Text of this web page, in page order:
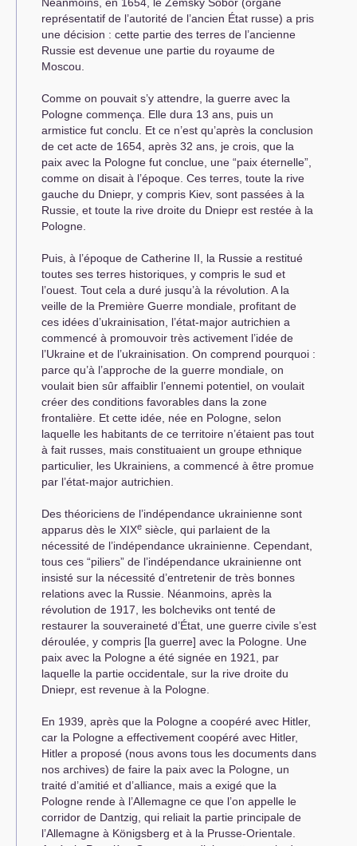
Néanmoins, en 1654, le Zemsky Sobor (organe
représentatif de l’autorité de l’ancien État russe) a pris
une décision : cette partie des terres de l’ancienne
Russie est devenue une partie du royaume de
Moscou.
Comme on pouvait s’y attendre, la guerre avec la
Pologne commença. Elle dura 13 ans, puis un
armistice fut conclu. Et ce n’est qu’après la conclusion
de cet acte de 1654, après 32 ans, je crois, que la
paix avec la Pologne fut conclue, une “paix éternelle”,
comme on disait à l’époque. Ces terres, toute la rive
gauche du Dniepr, y compris Kiev, sont passées à la
Russie, et toute la rive droite du Dniepr est restée à la
Pologne.
Puis, à l’époque de Catherine II, la Russie a restitué
toutes ses terres historiques, y compris le sud et
l’ouest. Tout cela a duré jusqu’à la révolution. A la
veille de la Première Guerre mondiale, profitant de
ces idées d’ukrainisation, l’état-major autrichien a
commencé à promouvoir très activement l’idée de
l’Ukraine et de l’ukrainisation. On comprend pourquoi :
parce qu’à l’approche de la guerre mondiale, on
voulait bien sûr affaiblir l’ennemi potentiel, on voulait
créer des conditions favorables dans la zone
frontalière. Et cette idée, née en Pologne, selon
laquelle les habitants de ce territoire n’étaient pas tout
à fait russes, mais constituaient un groupe ethnique
particulier, les Ukrainiens, a commencé à être promue
par l’état-major autrichien.
Des théoriciens de l’indépendance ukrainienne sont
apparus dès le XIXe siècle, qui parlaient de la
nécessité de l’indépendance ukrainienne. Cependant,
tous ces “piliers” de l’indépendance ukrainienne ont
insisté sur la nécessité d’entretenir de très bonnes
relations avec la Russie. Néanmoins, après la
révolution de 1917, les bolcheviks ont tenté de
restaurer la souveraineté d’État, une guerre civile s’est
déroulée, y compris [la guerre] avec la Pologne. Une
paix avec la Pologne a été signée en 1921, par
laquelle la partie occidentale, sur la rive droite du
Dniepr, est revenue à la Pologne.
En 1939, après que la Pologne a coopéré avec Hitler,
car la Pologne a effectivement coopéré avec Hitler,
Hitler a proposé (nous avons tous les documents dans
nos archives) de faire la paix avec la Pologne, un
traité d’amitié et d’alliance, mais a exigé que la
Pologne rende à l’Allemagne ce que l’on appelle le
corridor de Dantzig, qui reliait la partie principale de
l’Allemagne à Königsberg et à la Prusse-Orientale.